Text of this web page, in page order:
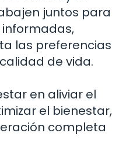
juntos para
las preferencias
de vida.
en aliviar el
el bienestar,
completa